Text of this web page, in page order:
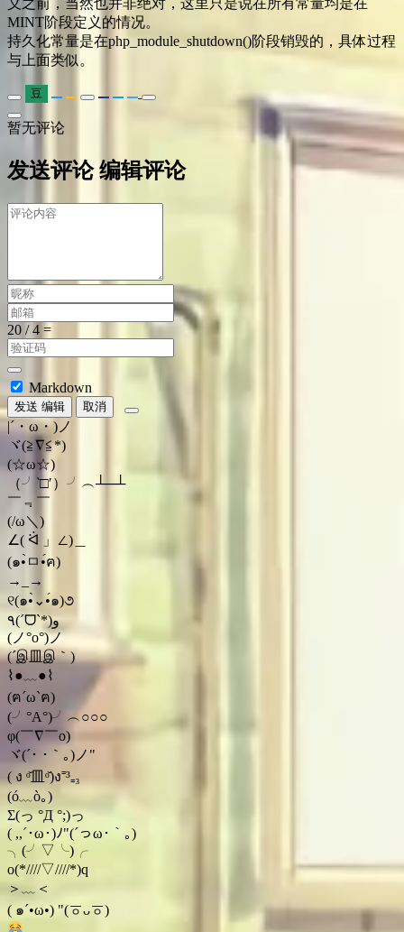
义之前，当然也并非绝对，这里只是说在所有常量均是在
MINT阶段定义的情况。
持久化常量是在php_module_shutdown()阶段销毁的，具体过程
与上面类似。
豆
暂无评论
发送评论 编辑评论
Markdown
发送 编辑 取消
|´・ω・)ノ
ヾ(≧∇≦*)ゝ
(☆ω☆)
（╯‵□′）╯︵┴─┴
￣﹃￣
(/ω＼)
∠( ᐛ 」∠)＿
(๑•̀ㅁ•́ฅ)
→_→
୧(๑•̀⌄•́๑)૭
٩(ˊᗜˋ*)و
(ノ°ο°)ノ
(´இ皿இ｀)
⌇●﹏●⌇
(ฅ´ω`ฅ)
(╯°A°)╯︵○○○
φ(￣∇￣o)
ヾ(´･ ･｀｡)ノ"
( ง ᵒ̌皿ᵒ̌)ง⁼³₌₃
(ó﹏ò｡)
Σ(っ °Д °;)っ
( ,,´･ω･)ﾉ"(´っω･｀｡)
╮(╯▽╰)╭
o(*////▽////*)q
＞﹏＜
( ๑´•ω•) "(ㆆᴗㆆ)